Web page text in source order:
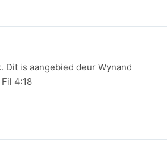
Dit is aangebied deur Wynand
4:18